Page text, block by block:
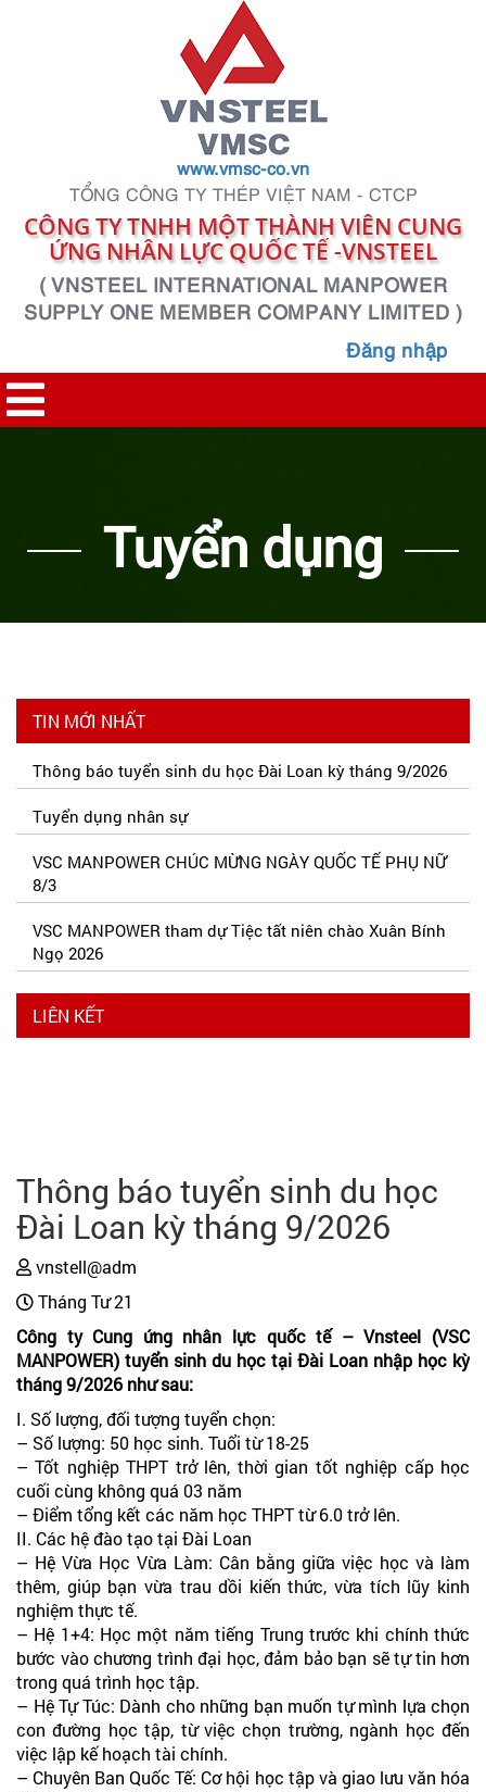
www.vmsc-co.vn
TỔNG CÔNG TY THÉP VIỆT NAM - CTCP
CÔNG TY TNHH MỘT THÀNH VIÊN CUNG
ỨNG NHÂN LỰC QUỐC TẾ -VNSTEEL
( VNSTEEL INTERNATIONAL MANPOWER
SUPPLY ONE MEMBER COMPANY LIMITED )
Đăng nhập
Tuyển dụng
TIN MỚI NHẤT
Thông báo tuyển sinh du học Đài Loan kỳ tháng 9/2026
Tuyển dụng nhân sự
VSC MANPOWER CHÚC MỪNG NGÀY QUỐC TẾ PHỤ NỮ
8/3
VSC MANPOWER tham dự Tiệc tất niên chào Xuân Bính
Ngọ 2026
LIÊN KẾT
Thông báo tuyển sinh du học
Đài Loan kỳ tháng 9/2026
vnstell@adm
Tháng Tư 21
Công ty Cung ứng nhân lực quốc tế – Vnsteel (VSC
MANPOWER) tuyển sinh du học tại Đài Loan nhập học kỳ
tháng 9/2026 như sau:
I. Số lượng, đối tượng tuyển chọn:
– Số lượng: 50 học sinh. Tuổi từ 18-25
– Tốt nghiệp THPT trở lên, thời gian tốt nghiệp cấp học
cuối cùng không quá 03 năm
– Điểm tổng kết các năm học THPT từ 6.0 trở lên.
II. Các hệ đào tạo tại Đài Loan
– Hệ Vừa Học Vừa Làm: Cân bằng giữa việc học và làm
thêm, giúp bạn vừa trau dồi kiến thức, vừa tích lũy kinh
nghiệm thực tế.
– Hệ 1+4: Học một năm tiếng Trung trước khi chính thức
bước vào chương trình đại học, đảm bảo bạn sẽ tự tin hơn
trong quá trình học tập.
– Hệ Tự Túc: Dành cho những bạn muốn tự mình lựa chọn
con đường học tập, từ việc chọn trường, ngành học đến
việc lập kế hoạch tài chính.
– Chuyên Ban Quốc Tế: Cơ hội học tập và giao lưu văn hóa